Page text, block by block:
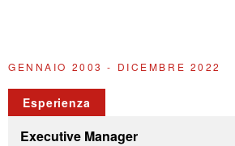
GENNAIO 2003 - DICEMBRE 2022
Esperienza
Executive Manager